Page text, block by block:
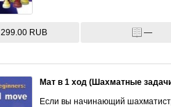
299.00 RUB —
Мат в 1 ход (Шахматные
Если вы начинающий